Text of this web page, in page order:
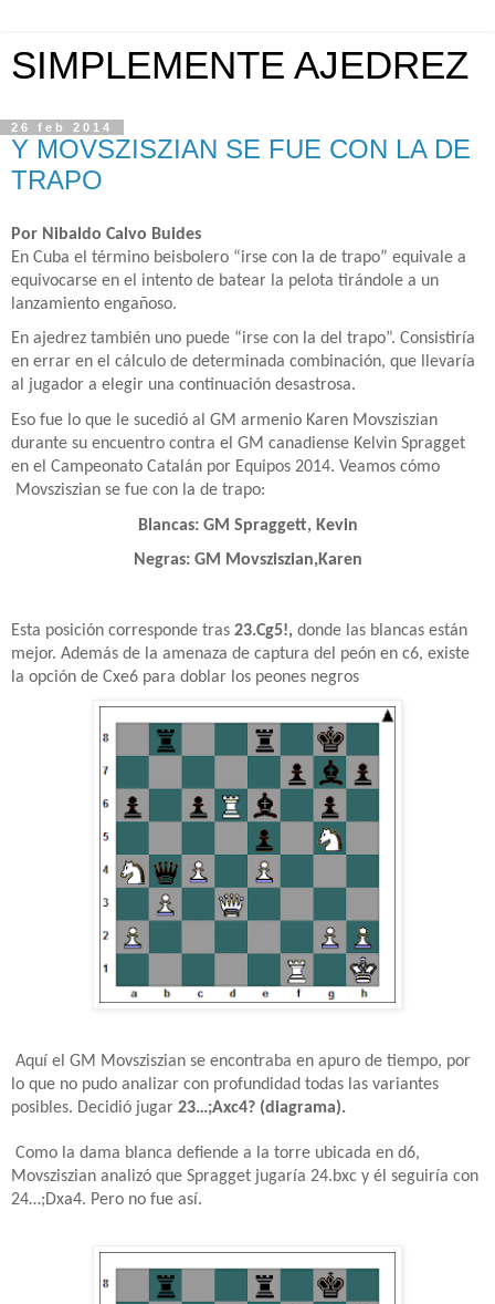
SIMPLEMENTE AJEDREZ
26 feb 2014
Y MOVSZISZIAN SE FUE CON LA DE
TRAPO
Por Nibaldo Calvo Buides
En Cuba el término beisbolero “irse con la de trapo” equivale a
equivocarse en el intento de batear la pelota tirándole a un
lanzamiento engañoso.
En ajedrez también uno puede “irse con la del trapo”. Consistiría
en errar en el cálculo de determinada combinación, que llevaría
al jugador a elegir una continuación desastrosa.
Eso fue lo que le sucedió al GM armenio Karen Movsziszian
durante su encuentro contra el GM canadiense Kelvin Spragget
en el Campeonato Catalán por Equipos 2014. Veamos cómo
Movsziszian se fue con la de trapo:
Blancas: GM Spraggett, Kevin
Negras: GM Movsziszian,Karen
Esta posición corresponde tras 23.Cg5!, donde las blancas están
mejor. Además de la amenaza de captura del peón en c6, existe
la opción de Cxe6 para doblar los peones negros
Aquí el GM Movsziszian se encontraba en apuro de tiempo, por
lo que no pudo analizar con profundidad todas las variantes
posibles. Decidió jugar 23…;Axc4? (diagrama).
Como la dama blanca defiende a la torre ubicada en d6,
Movsziszian analizó que Spragget jugaría 24.bxc y él seguiría con
24…;Dxa4. Pero no fue así.